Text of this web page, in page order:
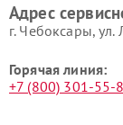
Адрес
г. Чебоксары,
Горячая линия:
+7 (800) 301-55-